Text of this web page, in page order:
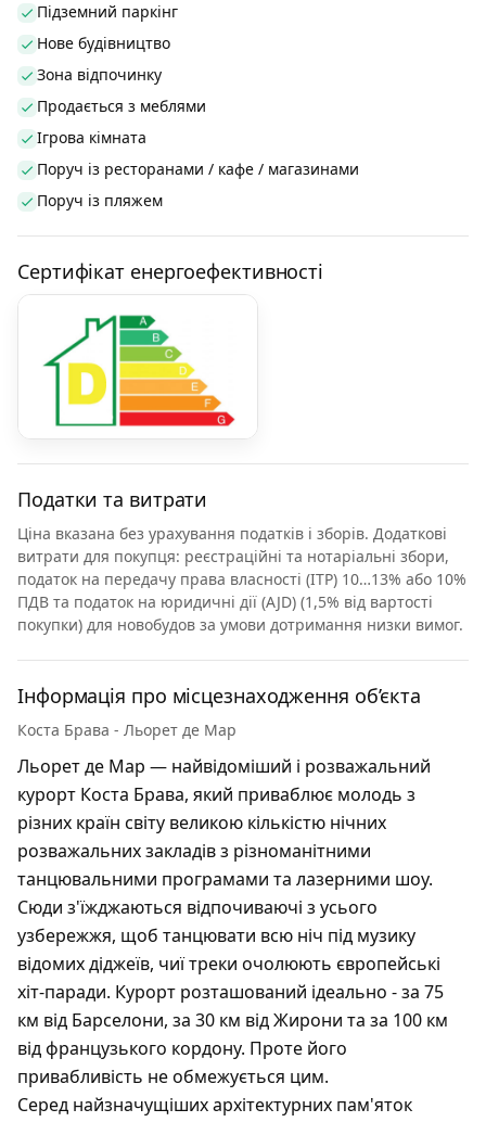
Підземний паркінг
Нове будівництво
Зона відпочинку
Продається з меблями
Ігрова кімната
Поруч із ресторанами / кафе / магазинами
Поруч із пляжем
Сертифікат енергоефективності
Податки та витрати
Ціна вказана без урахування податків і зборів. Додаткові
витрати для покупця: реєстраційні та нотаріальні збори,
податок на передачу права власності (ITP) 10…13% або 10%
ПДВ та податок на юридичні дії (AJD) (1,5% від вартості
покупки) для новобудов за умови дотримання низки вимог.
Інформація про місцезнаходження об’єкта
Коста Брава - Льорет де Мар
Льорет де Мар — найвідоміший і розважальний
курорт Коста Брава, який приваблює молодь з
різних країн світу великою кількістю нічних
розважальних закладів з різноманітними
танцювальними програмами та лазерними шоу.
Сюди з'їжджаються відпочиваючі з усього
узбережжя, щоб танцювати всю ніч під музику
відомих діджеїв, чиї треки очолюють європейські
хіт-паради. Курорт розташований ідеально - за 75
км від Барселони, за 30 км від Жирони та за 100 км
від французького кордону. Проте його
привабливість не обмежується цим.
Серед найзначущіших архітектурних пам'яток